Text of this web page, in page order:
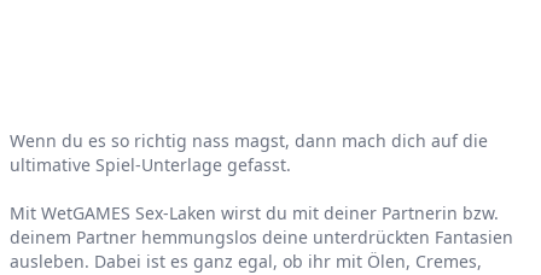
Product information
Wenn du es so richtig nass magst, dann mach dich auf die
ultimative Spiel-Unterlage gefasst.
Mit WetGAMES Sex-Laken wirst du mit deiner Partnerin bzw.
deinem Partner hemmungslos deine unterdrückten Fantasien
ausleben. Dabei ist es ganz egal, ob ihr mit Ölen, Cremes,